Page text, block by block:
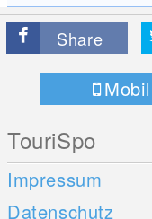
Share
Mobil
TouriSpo
Impressum
Datenschutz